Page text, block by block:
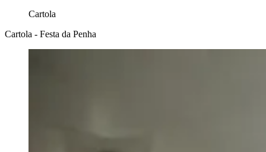
Cartola
Cartola - Festa da Penha